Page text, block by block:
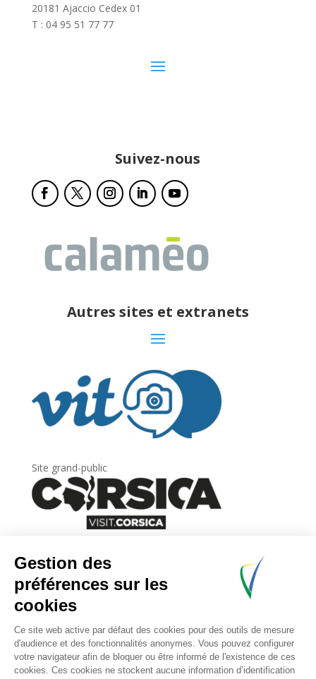
20181 Ajaccio Cedex 01
T : 04 95 51 77 77
Suivez-nous
Autres sites et extranets
Site grand-public
Newsletter
Inscrivez-vous àla lettre d’information
l’Agence du tourisme de la Corse.